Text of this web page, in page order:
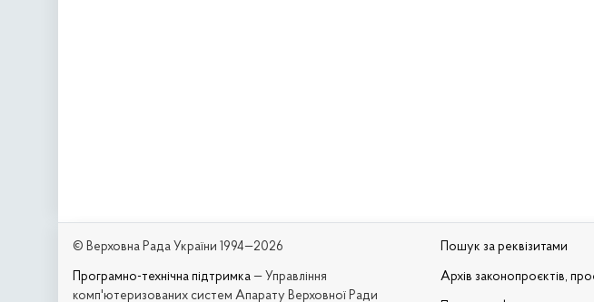
© Верховна Рада України 1994—2026
Програмно-технічна підтримка — Управління
комп'ютеризованих систем Апарату Верховної Ради
Пошук за реквізитами
Архів законопроєктів,